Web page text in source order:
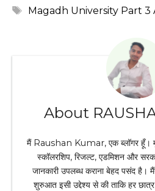
Tags
Magadh University Part
About
मैं Raushan Kumar, एक ब्लॉगर हूँ।
स्कॉलरशिप, रिजल्ट, एडमिशन और
जानकारी उपलब्ध कराना बेहद पसंद
शुरुआत इसी उद्देश्य से की ताकि हर